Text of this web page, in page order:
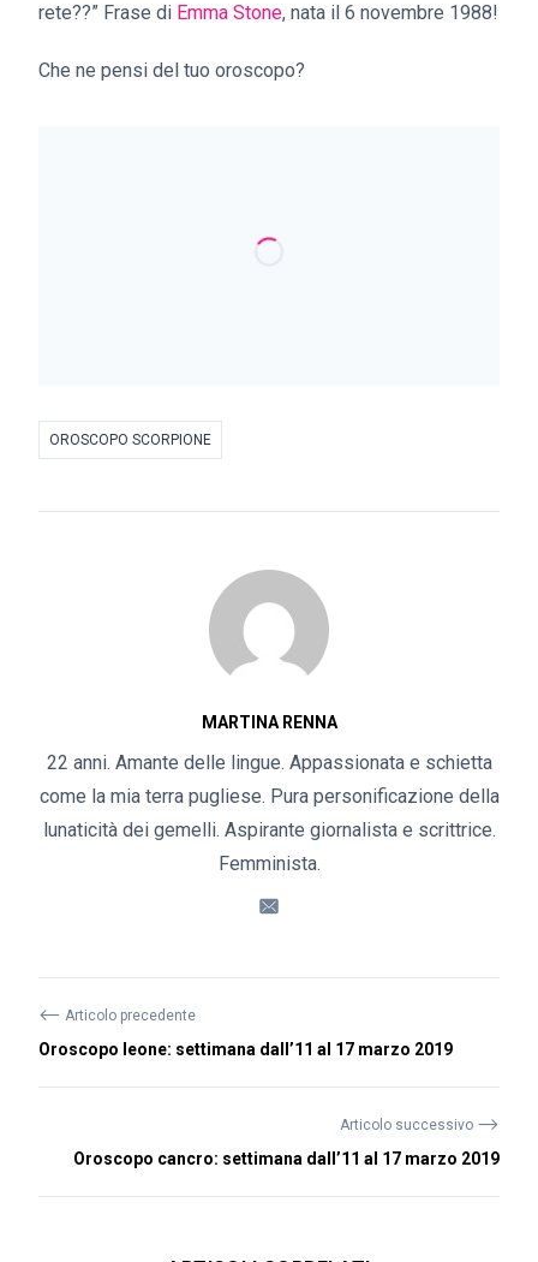
rete??” Frase di Emma Stone, nata il 6 novembre 1988!
Che ne pensi del tuo oroscopo?
OROSCOPO SCORPIONE
MARTINA RENNA
22 anni. Amante delle lingue. Appassionata e schietta
come la mia terra pugliese. Pura personificazione della
lunaticità dei gemelli. Aspirante giornalista e scrittrice.
Femminista.
⟵ Articolo precedente
Oroscopo leone: settimana dall’11 al 17 marzo 2019
Articolo successivo ⟶
Oroscopo cancro: settimana dall’11 al 17 marzo 2019